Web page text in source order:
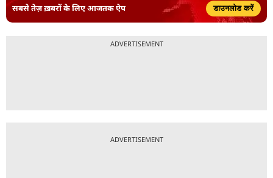
सबसे तेज़ ख़बरों के लिए आजतक ऐप डाउनलोड करें
ADVERTISEMENT
ADVERTISEMENT